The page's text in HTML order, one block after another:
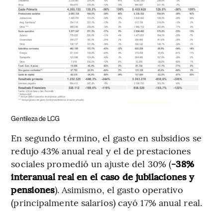
Gentileza de LCG
En segundo término, el gasto en subsidios se
redujo 43% anual real y el de prestaciones
sociales promedió un ajuste del 30% (-38%
interanual real en el caso de jubilaciones y
pensiones). Asimismo, el gasto operativo
(principalmente salarios) cayó 17% anual real.